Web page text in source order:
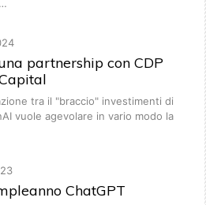
partnership con CDP
tra il "braccio" investimenti di
vuole agevolare in vario modo la
ChatGPT